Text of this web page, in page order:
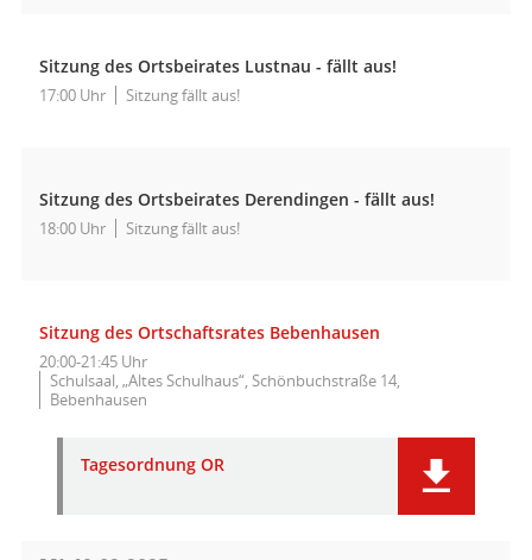
Sitzung des Ortsbeirates Lustnau - fällt aus!
17:00 Uhr Sitzung fällt aus!
Sitzung des Ortsbeirates Derendingen - fällt aus!
18:00 Uhr Sitzung fällt aus!
Sitzung des Ortschaftsrates Bebenhausen
20:00-21:45 Uhr
Schulsaal, „Altes Schulhaus“, Schönbuchstraße 14,
Bebenhausen
Tagesordnung OR